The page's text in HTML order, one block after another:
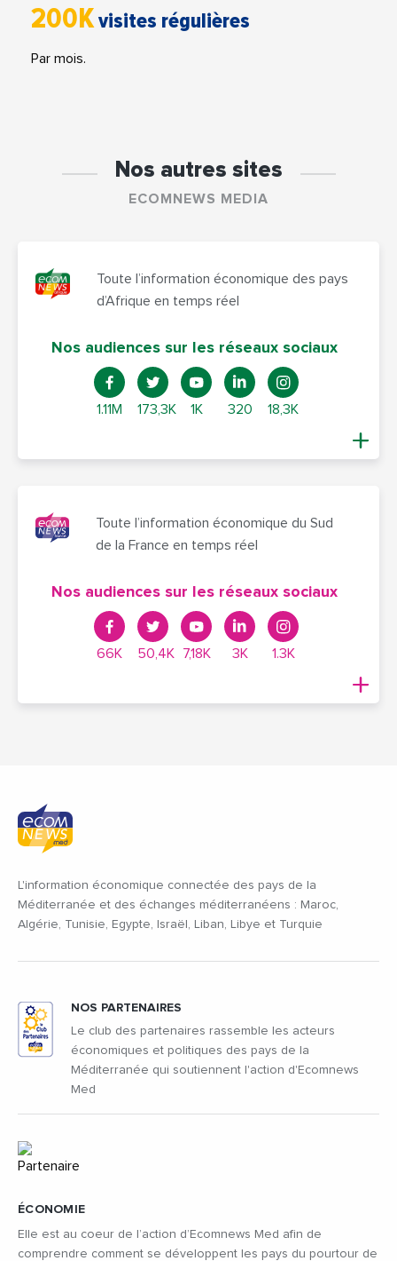
200Kvisites régulières
Par mois.
Nos autres sites
ECOMNEWS MEDIA
Toute l’information économique des pays
d’Afrique en temps réel
Nos audiences sur les réseaux sociaux
1.11M 173,3K 1K 320 18,3K
Toute l’information économique du Sud
de la France en temps réel
Nos audiences sur les réseaux sociaux
66K 50,4K 7,18K 3K 1.3K
L'information économique connectée des pays de la
Méditerranée et des échanges méditerranéens : Maroc,
Algérie, Tunisie, Egypte, Israël, Liban, Libye et Turquie
ÉCONOMIE
Elle est au coeur de l’action d’Ecomnews Med afin de
comprendre comment se développent les pays du pourtour de
NOS PARTENAIRES
Le club des partenaires rassemble les acteurs
économiques et politiques des pays de la
Méditerranée qui soutiennent l'action d'Ecomnews
Med